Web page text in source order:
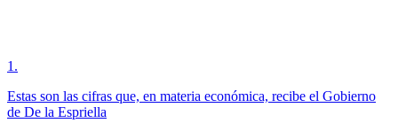
1 .
Estas son las cifras que, en materia económica, recibe el Gobierno
de De la Espriella